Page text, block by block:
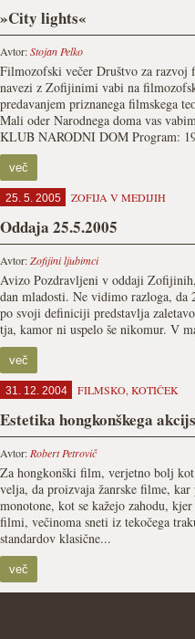
»City lights«
Avtor:Stojan Pelko
Filmozofski večer Društvo za
navezi z Zofijinimi vabi na
predavanjem priznanega filmskega
Mali oder Narodnega doma vas
KLUB NARODNI DOM Program:
več
25. 5. 2005 ZOFIJA V MEDIJIH
Oddaja 25.5.2005
Avtor:Zofijini ljubimci
Avizo Pozdravljeni v oddaji
dan mladosti. Ne vidimo razloga, da
po svoji definiciji predstavlja
tja, kamor ni uspelo še nikomur. V
več
31. 12. 2004 FILMSKO, KOTIČEK
Estetika hongkonškega
Avtor: Robert Petrovič
Za hongkonški film, verjetno bolj
velja, da proizvaja žanrske filme, kar
monotone, kot se kažejo zahodu,
filmi, večinoma sneti iz tekočega
standardov klasične...
več